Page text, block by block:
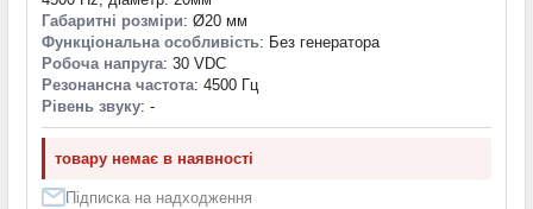
Габаритні розміри: Ø20 мм
Функціональна особливість: Без генератора
Робоча напруга: 30 VDC
Резонансна частота: 4500 Гц
Рівень звуку: -
товару немає в наявності
Підписка на надходження